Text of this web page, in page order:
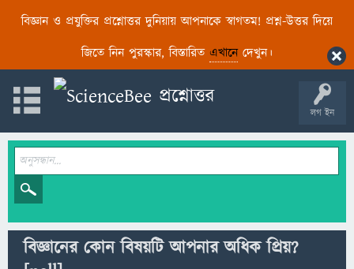
বিজ্ঞান ও প্রযুক্তির প্রশ্নোত্তর দুনিয়ায় আপনাকে স্বাগতম! প্রশ্ন-উত্তর দিয়ে
জিতে নিন পুরস্কার, বিস্তারিত এখানেদেখুন।
লগ ইন
বিজ্ঞানের কোন বিষয়টি আপনার অধিক প্রিয়?